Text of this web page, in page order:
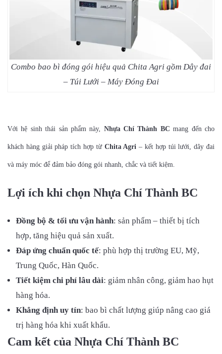
Combo bao bì đóng gói hiệu quả Chita Agri gồm Dây đai
– Túi Lưới – Máy Đóng Đai
Với hệ sinh thái sản phẩm này, Nhựa Chí Thành BC mang đến cho
khách hàng giải pháp tích hợp từ Chita Agri – kết hợp túi lưới, dây đai
và máy móc để đảm bảo đóng gói nhanh, chắc và tiết kiệm.
Lợi ích khi chọn Nhựa Chí Thành BC
Đồng bộ & tối ưu vận hành: sản phẩm – thiết bị tích
hợp, tăng hiệu quả sản xuất.
Đáp ứng chuẩn quốc tế: phù hợp thị trường EU, Mỹ,
Trung Quốc, Hàn Quốc.
Tiết kiệm chi phí lâu dài: giảm nhân công, giảm hao hụt
hàng hóa.
Khẳng định uy tín: bao bì chất lượng giúp nâng cao giá
trị hàng hóa khi xuất khẩu.
Cam kết của Nhựa Chí Thành BC